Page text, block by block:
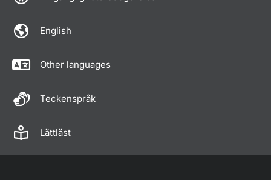
English
Other languages
Teckenspråk
Lättläst